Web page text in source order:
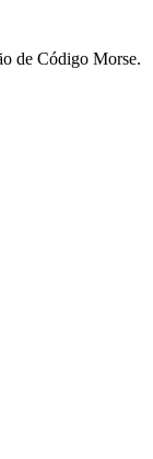
de Código Morse.